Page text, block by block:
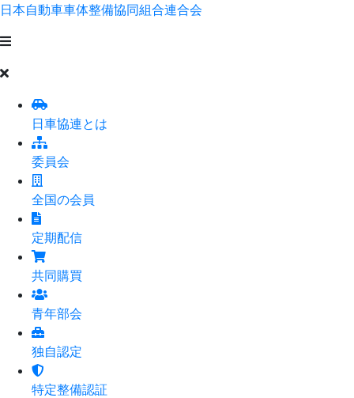
日本自動車車体整備協同組合連合会
日車協連とは
委員会
全国の会員
定期配信
共同購買
青年部会
独自認定
特定整備認証